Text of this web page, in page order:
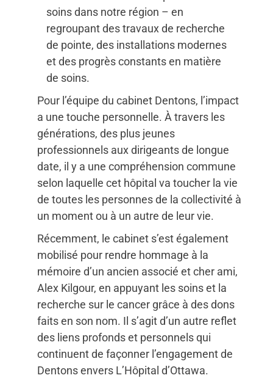
soins dans notre région – en
regroupant des travaux de recherche
de pointe, des installations modernes
et des progrès constants en matière
de soins.
Pour l’équipe du cabinet Dentons, l’impact
a une touche personnelle. À travers les
générations, des plus jeunes
professionnels aux dirigeants de longue
date, il y a une compréhension commune
selon laquelle cet hôpital va toucher la vie
de toutes les personnes de la collectivité à
un moment ou à un autre de leur vie.
Récemment, le cabinet s’est également
mobilisé pour rendre hommage à la
mémoire d’un ancien associé et cher ami,
Alex Kilgour, en appuyant les soins et la
recherche sur le cancer grâce à des dons
faits en son nom. Il s’agit d’un autre reflet
des liens profonds et personnels qui
continuent de façonner l’engagement de
Dentons envers L’Hôpital d’Ottawa.